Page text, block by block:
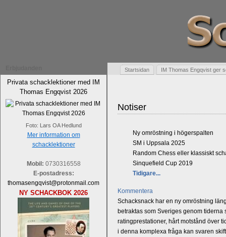
Privata schacklektioner med IM
Thomas Engqvist 2026
Foto: Lars OA Hedlund
Mer information om
schacklektioner
Mobil: 0730316558
E-postadress:
thomasengqvist@protonmail.com
NY SCHACKBOK 2026
Startsidan IM Thomas Engqvist ger
Notiser
Ny omröstning i högerspalten
SM i Uppsala 2025
Random Chess eller klassiskt
Sinquefield Cup 2019
Tidigare...
Kommentera
Schacksnack har en ny omröstning
betraktas som Sveriges genom
ratingprestationer, hårt motstånd över
i denna komplexa fråga kan svaren